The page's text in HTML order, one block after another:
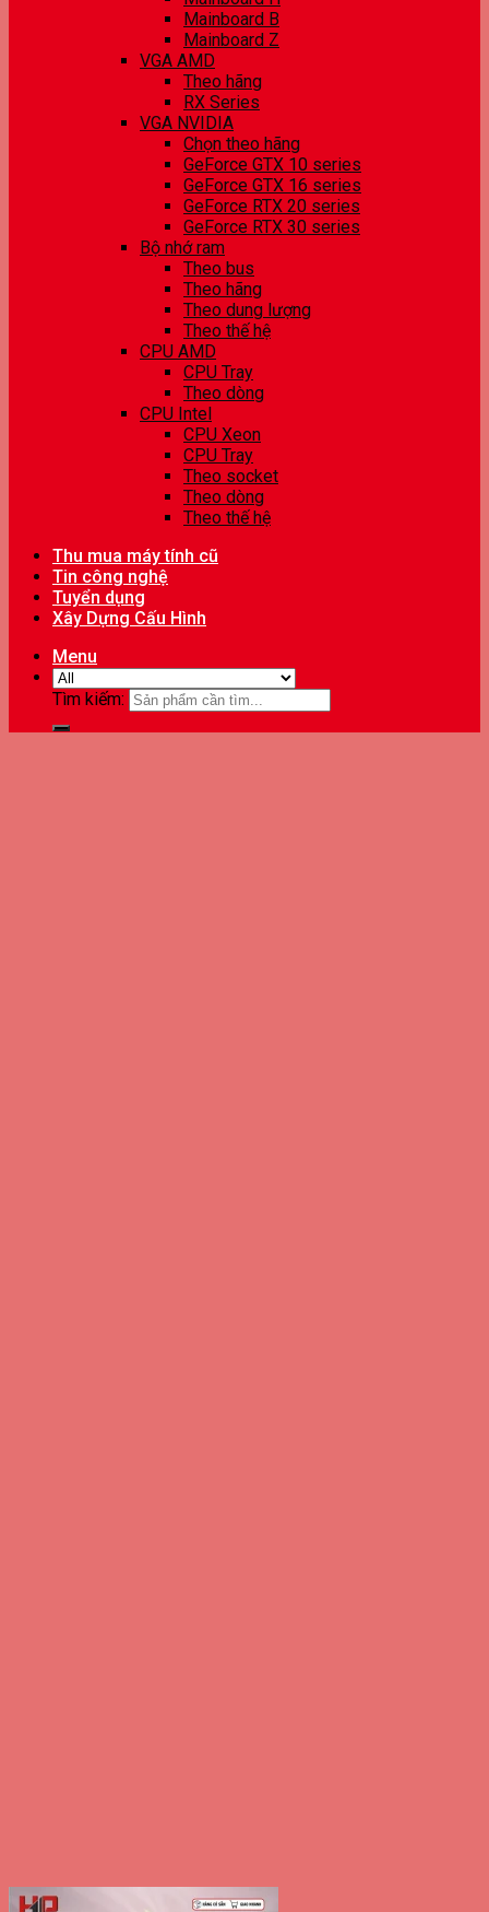
Mainboard B
Mainboard Z
VGA AMD
Theo hãng
RX Series
VGA NVIDIA
Chọn theo hãng
GeForce GTX 10 series
GeForce GTX 16 series
GeForce RTX 20 series
GeForce RTX 30 series
Bộ nhớ ram
Theo bus
Theo hãng
Theo dung lượng
Theo thế hệ
CPU AMD
CPU Tray
Theo dòng
CPU Intel
CPU Xeon
CPU Tray
Theo socket
Theo dòng
Theo thế hệ
Thu mua máy tính cũ
Tin công nghệ
Tuyển dụng
Xây Dựng Cấu Hình
Menu
Tìm kiếm: